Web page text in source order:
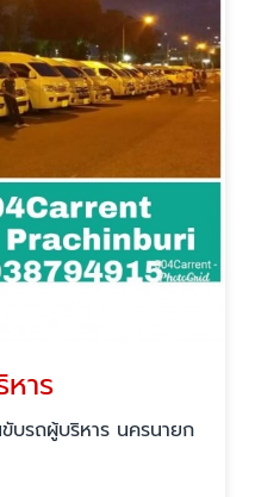
าร
รถผู้บริหาร นครนายก